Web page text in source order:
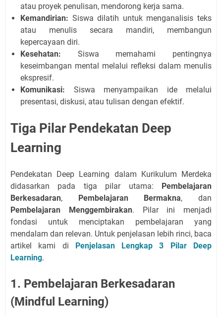
atau proyek penulisan, mendorong kerja sama.
Kemandirian: Siswa dilatih untuk menganalisis teks
atau menulis secara mandiri, membangun
kepercayaan diri.
Kesehatan: Siswa memahami pentingnya
keseimbangan mental melalui refleksi dalam menulis
ekspresif.
Komunikasi: Siswa menyampaikan ide melalui
presentasi, diskusi, atau tulisan dengan efektif.
Tiga Pilar Pendekatan Deep
Learning
Pendekatan Deep Learning dalam Kurikulum Merdeka
didasarkan pada tiga pilar utama:
Pembelajaran
Berkesadaran, Pembelajaran Bermakna, dan
Pembelajaran Menggembirakan. Pilar ini menjadi
fondasi untuk menciptakan pembelajaran yang
mendalam dan relevan. Untuk penjelasan lebih rinci, baca
artikel kami di
Penjelasan Lengkap 3 Pilar Deep
Learning.
1. Pembelajaran Berkesadaran
(Mindful Learning)